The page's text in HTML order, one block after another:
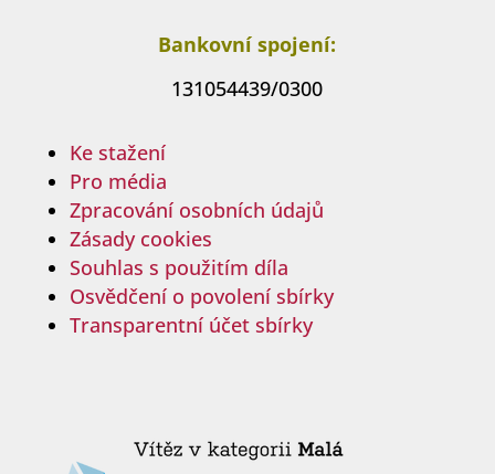
Bankovní spojení:
131054439/0300
Ke stažení
Pro média
Zpracování osobních údajů
Zásady cookies
Souhlas s použitím díla
Osvědčení o povolení sbírky
Transparentní účet sbírky